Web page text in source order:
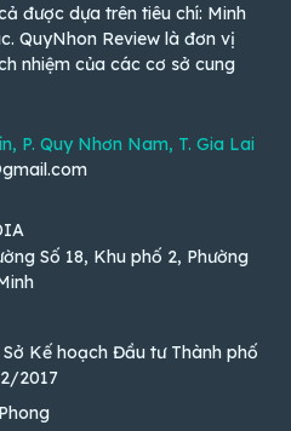
được dựa trên tiêu chí: Minh
QuyNhon Review là đơn vị
nhiệm của các cơ sở cung
P. Quy Nhơn Nam, T. Gia Lai
Số 18, Khu phố 2, Phường
Kế hoạch Đầu tư Thành phố
2017